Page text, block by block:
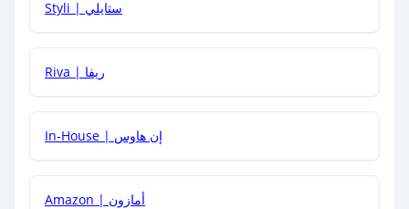
هل يمكنني جمع كود خصم مع العروض الأخرى؟
Styli | ستايلي
Riva | ريفا
In-House | إن هاوس
Amazon | أمازون